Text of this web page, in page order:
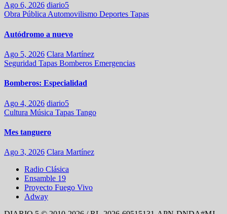
Ago 6, 2026 diario5
Obra PúblicaAutomovilismo Deportes Tapas
Autódromo a nuevo
Ago 5, 2026 Clara Martínez
Seguridad Tapas Bomberos Emergencias
Bomberos: Especialidad
Ago 4, 2026 diario5
Cultura Música Tapas Tango
Mes tanguero
Ago 3, 2026 Clara Martínez
Radio Clásica
Ensamble 19
Proyecto Fuego Vivo
Adway